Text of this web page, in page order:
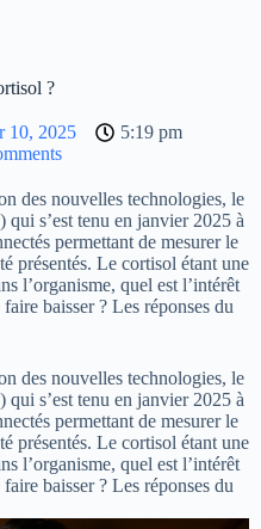
?
10, 2025
5:19 pm
des nouvelles technologies, le
s’est tenu en janvier 2025 à
permettant de mesurer le
présentés. Le cortisol étant une
l’organisme, quel est l’intérêt
baisser ? Les réponses du
des nouvelles technologies, le
s’est tenu en janvier 2025 à
permettant de mesurer le
présentés. Le cortisol étant une
l’organisme, quel est l’intérêt
baisser ? Les réponses du